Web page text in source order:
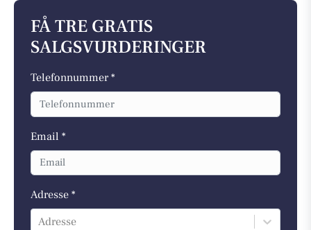
FÅ TRE GRATIS
SALGSVURDERINGER
Telefonnummer *
Email *
Adresse *
Adresse